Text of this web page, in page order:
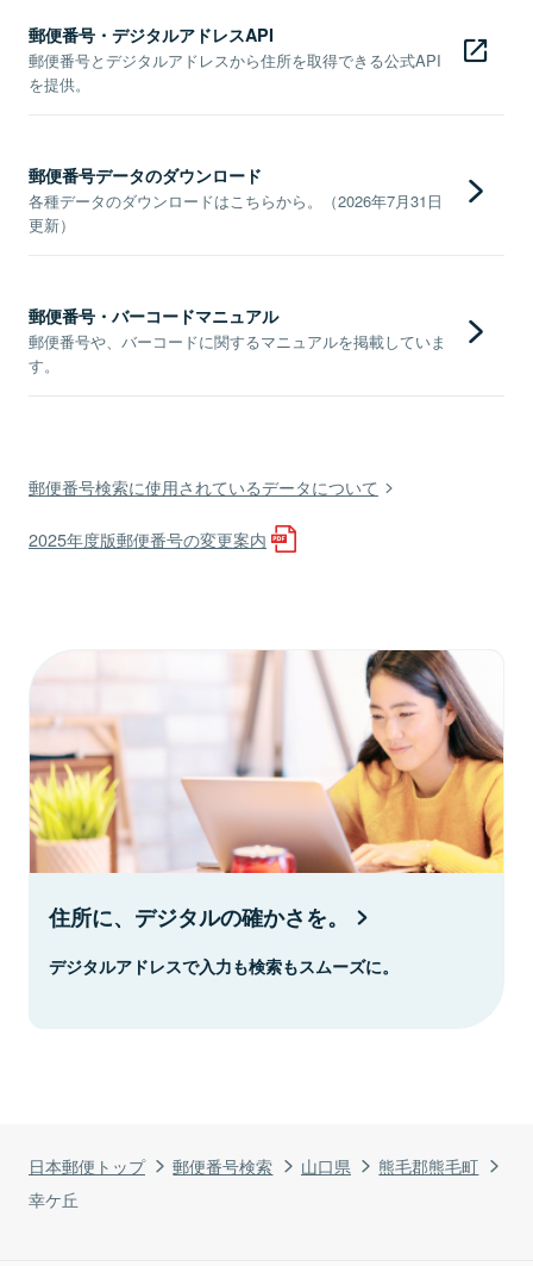
日本郵便トップ 郵便番号検索 山口県
熊毛郡熊毛町
幸ケ丘
郵便番号・デジタルアドレスAPI
郵便番号とデジタルアドレスから住所を取得できる公式API
を提供。
郵便番号データのダウンロード
各種データのダウンロードはこちらから。（2026年7月31日
更新）
郵便番号・バーコードマニュアル
郵便番号や、バーコードに関するマニュアルを掲載していま
す。
郵便番号検索に使用されているデータについて
2025年度版郵便番号の変更案内
住所に、デジタルの確かさを。
デジタルアドレスで入力も検索もスムーズに。